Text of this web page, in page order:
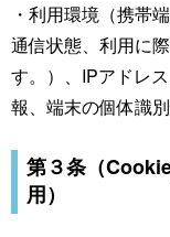
・利用環境（携帯
通信状態、利用に
す。）、IPアドレ
報、端末の個体識
第３条（
用）